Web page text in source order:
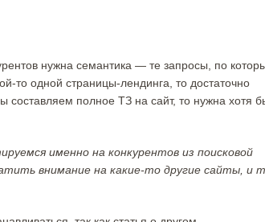
нужна семантика — те запросы, по
то одной страницы-лендинга, то достаточно
составляем полное ТЗ на сайт, то нужна хотя
именно на конкурентов из поисковой
внимание на какие-то другие сайты, и